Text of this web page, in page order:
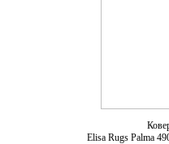
Elisa Rugs Palma